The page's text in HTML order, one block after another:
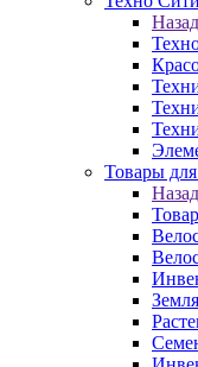
Назад
Товары
Назад